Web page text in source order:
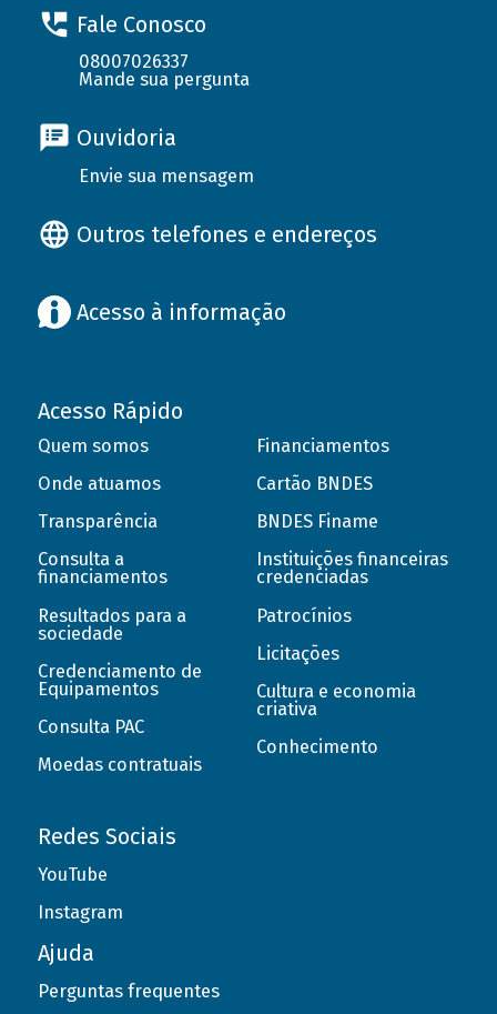
Fale Conosco
08007026337
Mande sua pergunta
Ouvidoria
Envie sua mensagem
Outros telefones e endereços
Acesso à informação
Acesso Rápido
Quem somos
Onde atuamos
Transparência
Consulta a
financiamentos
Resultados para a
sociedade
Credenciamento de
Equipamentos
Consulta PAC
Moedas contratuais
Financiamentos
Cartão BNDES
BNDES Finame
Instituições financeiras
credenciadas
Patrocínios
Licitações
Cultura e economia
criativa
Conhecimento
Redes Sociais
YouTube
Instagram
Ajuda
Perguntas frequentes